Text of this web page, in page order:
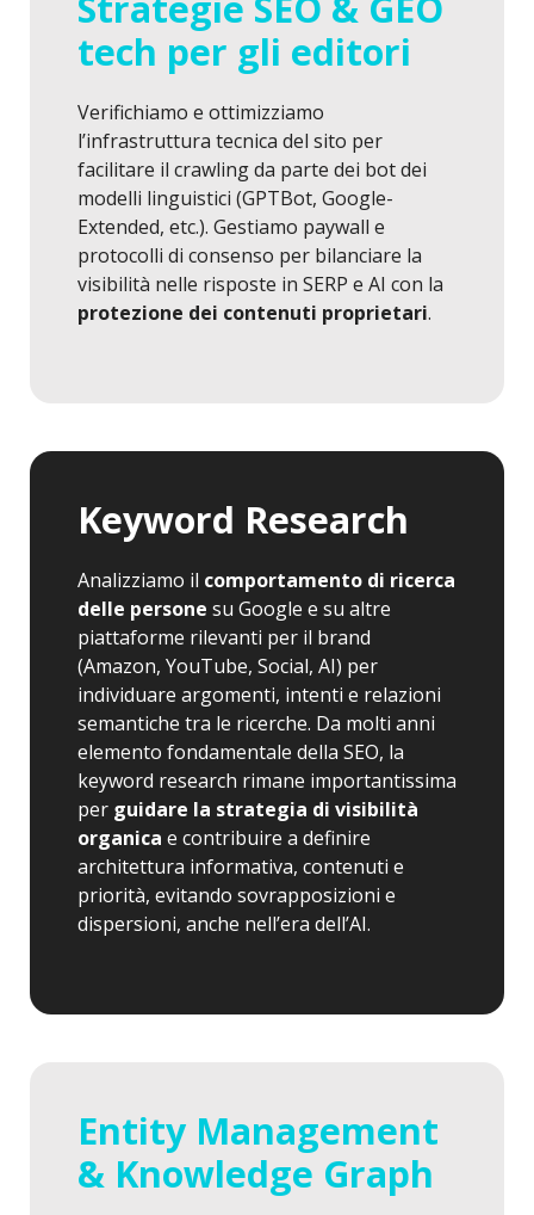
tech per gli editori
Verifichiamo e ottimizziamo
l’infrastruttura tecnica del sito per
facilitare il crawling da parte dei bot dei
modelli linguistici (GPTBot, Google-
Extended, etc.). Gestiamo paywall e
protocolli di consenso per bilanciare la
visibilità nelle risposte in SERP e AI con la
protezione dei contenuti proprietari.
Keyword Research
Analizziamo il comportamento di ricerca
delle persone su Google e su altre
piattaforme rilevanti per il brand
(Amazon, YouTube, Social, AI) per
individuare argomenti, intenti e relazioni
semantiche tra le ricerche. Da molti anni
elemento fondamentale della SEO, la
keyword research rimane importantissima
per guidare la strategia di visibilità
organica e contribuire a definire
architettura informativa, contenuti e
priorità, evitando sovrapposizioni e
dispersioni, anche nell’era dell’AI.
Entity Management
& Knowledge Graph